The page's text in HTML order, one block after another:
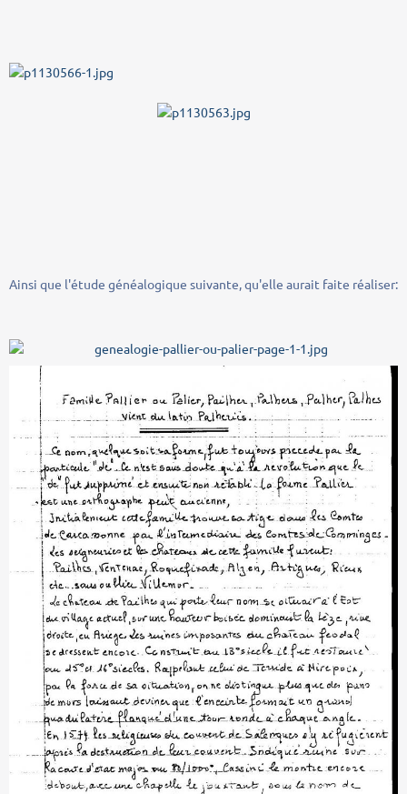
Ainsi que l'étude généalogique suivante, qu'elle aurait faite réaliser: